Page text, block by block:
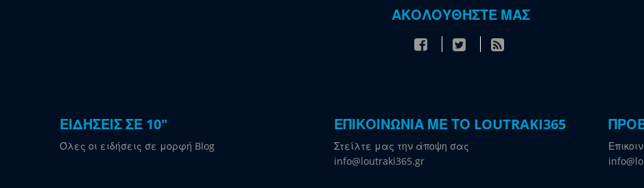
ΑΚΟΛΟΥΘΗΣΤΕ ΜΑΣ
ΕΙΔΗΣΕΙΣ ΣΕ 10"
Όλες οι ειδήσεις σε μορφή Blog
ΕΠΙΚΟΙΝΩΝΙΑ ΜΕ ΤΟ LOUTRAKI365
Στείλτε μας την άποψη σας
info@loutraki365.gr